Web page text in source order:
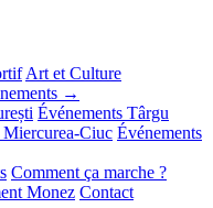
Art et Culture
→
Événements Târgu
Miercurea-Ciuc Événements
Comment ça marche ?
Monez Contact